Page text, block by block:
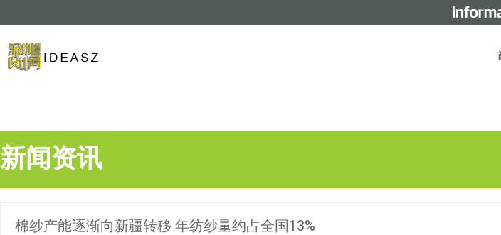
新闻资讯
棉纱产能逐渐向新疆转移 年纺纱量约占全国13%